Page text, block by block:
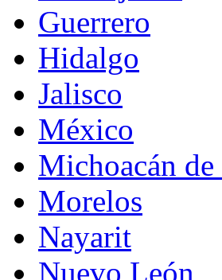
Guerrero
Hidalgo
Jalisco
México
Michoacán de
Morelos
Nayarit
Nuevo León